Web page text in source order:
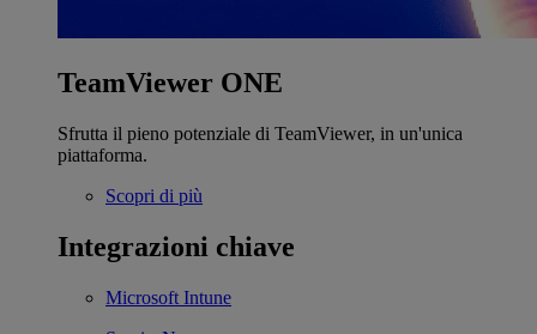
TeamViewer ONE
Sfrutta il pieno potenziale di TeamViewer, in un'unica
piattaforma.
Scopri di più
Integrazioni chiave
Microsoft Intune